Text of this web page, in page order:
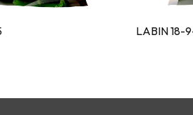
LABIN 18-